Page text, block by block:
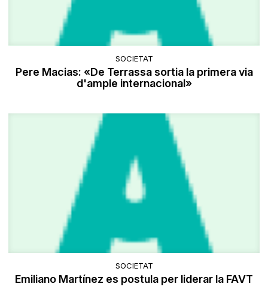
SOCIETAT
Pere Macias: «De Terrassa sortia la primera via
d'ample internacional»
SOCIETAT
Emiliano Martínez es postula per liderar la FAVT